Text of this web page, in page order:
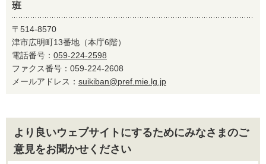
班
〒514-8570
津市広明町13番地（本庁6階）
電話番号： 059-224-2598
ファクス番号：059-224-2608
メールアドレス： suikiban@pref.mie.lg.jp
より良いウェブサイトにするためにみなさまのご
意見をお聞かせください